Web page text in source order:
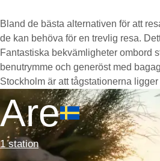
Bland de bästa alternativen för att
de kan behöva för en trevlig resa.
Fantastiska bekvämligheter ombord
benutrymme och generöst med
Stockholm är att tågstationerna
Are
1 station